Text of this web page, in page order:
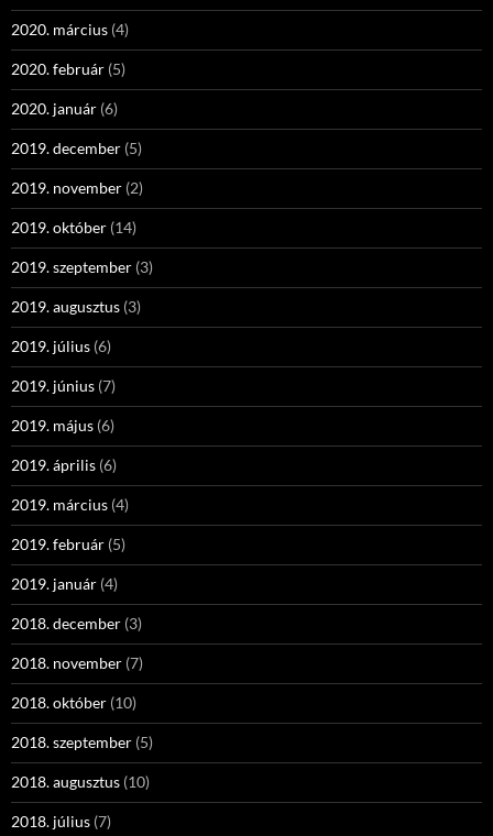
2020. március (4)
2020. február (5)
2020. január (6)
2019. december (5)
2019. november (2)
2019. október (14)
2019. szeptember (3)
2019. augusztus (3)
2019. július (6)
2019. június (7)
2019. május (6)
2019. április (6)
2019. március (4)
2019. február (5)
2019. január (4)
2018. december (3)
2018. november (7)
2018. október (10)
2018. szeptember (5)
2018. augusztus (10)
2018. július (7)